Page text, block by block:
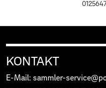
KONTAKT
E-Mail: sammler-